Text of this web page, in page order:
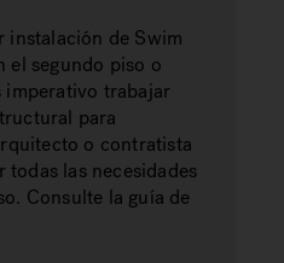
instalación de Swim
el segundo piso o
imperativo trabajar
para
o contratista
las necesidades
Consulte la guía de